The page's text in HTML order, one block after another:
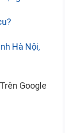
Hà Nội,
Google